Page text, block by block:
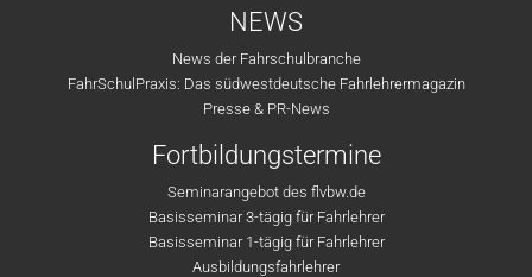
NEWS
News der Fahrschulbranche
FahrSchulPraxis: Das südwestdeutsche Fahrlehrermagazin
Presse & PR-News
Fortbildungstermine
Seminarangebot des flvbw.de
Basisseminar 3-tägig für Fahrlehrer
Basisseminar 1-tägig für Fahrlehrer
Ausbildungsfahrlehrer